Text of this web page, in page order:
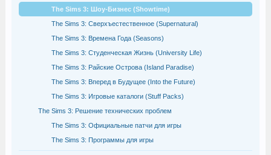
The Sims 3: Шоу-Бизнес (Showtime)
The Sims 3: Сверхъестественное (Supernatural)
The Sims 3: Времена Года (Seasons)
The Sims 3: Студенческая Жизнь (University Life)
The Sims 3: Райские Острова (Island Paradise)
The Sims 3: Вперед в Будущее (Into the Future)
The Sims 3: Игровые каталоги (Stuff Packs)
The Sims 3: Решение технических проблем
The Sims 3: Официальные патчи для игры
The Sims 3: Программы для игры